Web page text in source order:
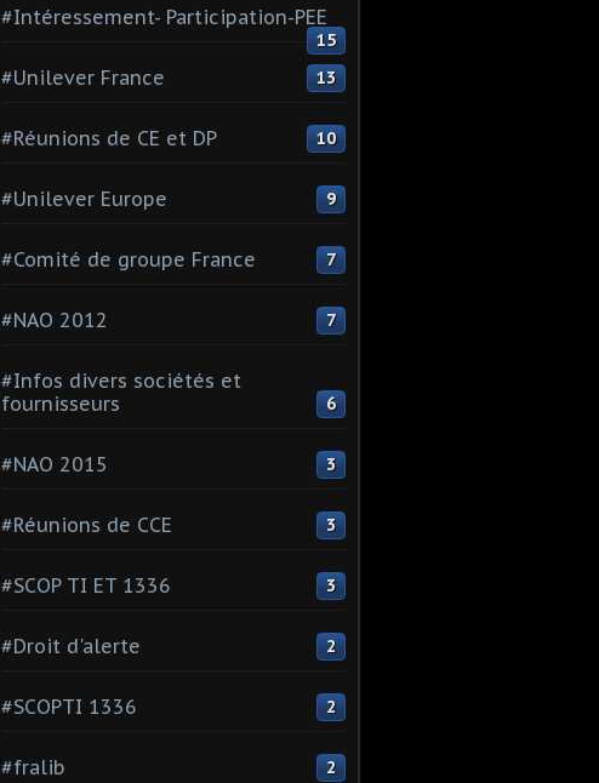
#Intéressement- Participation-PEE
15
#Unilever France 13
#Réunions de CE et DP 10
#Unilever Europe 9
#Comité de groupe France 7
#NAO 2012 7
#Infos divers sociétés et
fournisseurs
6
#NAO 2015 3
#Réunions de CCE 3
#SCOP TI ET 1336 3
#Droit d'alerte 2
#SCOPTI 1336 2
#fralib 2